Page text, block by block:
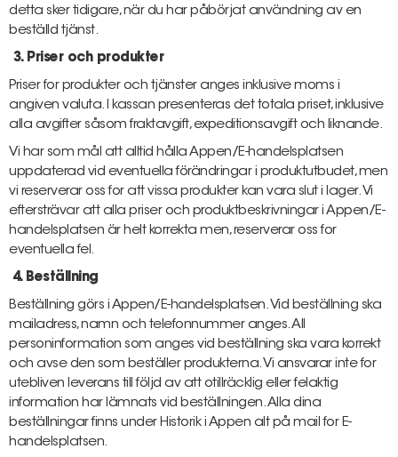
detta sker tidigare, när du har påbörjat användning av en
beställd tjänst.
3. Priser och produkter
Priser for produkter och tjänster anges inklusive moms i
angiven valuta. I kassan presenteras det totala priset, inklusive
alla avgifter såsom fraktavgift, expeditionsavgift och liknande.
Vi har som mål att alltid hålla Appen/E-handelsplatsen
uppdaterad vid eventuella förändringar i produktutbudet, men
vi reserverar oss for att vissa produkter kan vara slut i lager. Vi
eftersträvar att alla priser och produktbeskrivningar i Appen/E­
handelsplatsen är helt korrekta men, reserverar oss for
eventuella fel.
4. Beställning
Beställning görs i Appen/E-handelsplatsen. Vid beställning ska
mailadress, namn och telefonnummer anges. All
personinformation som anges vid beställning ska vara korrekt
och avse den som beställer produkterna. Vi ansvarar inte for
utebliven leverans till följd av att otillräcklig eller felaktig
information har lämnats vid beställningen. Alla dina
beställningar finns under Historik i Appen alt på mail for E­
handelsplatsen.